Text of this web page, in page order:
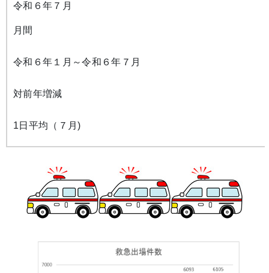
令和６年７月
月間
令和６年１月～令和６年７月
対前年増減
1日平均（７月)